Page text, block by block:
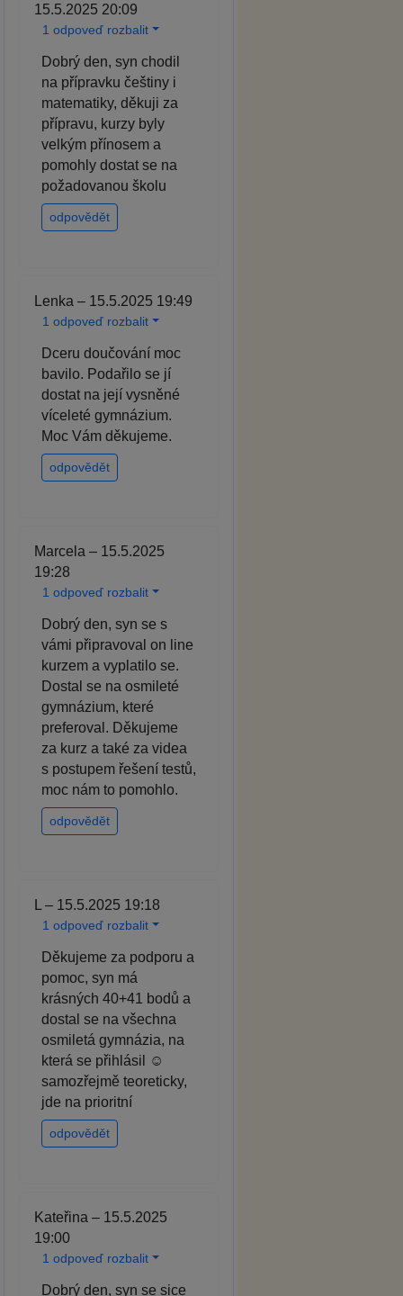
15.5.2025 20:09
1 odpoveď rozbalit
Dobrý den, syn chodil
na přípravku češtiny i
matematiky, děkuji za
přípravu, kurzy byly
velkým přínosem a
pomohly dostat se na
požadovanou školu
odpovědět
Lenka – 15.5.2025 19:49
1 odpoveď rozbalit
Dceru doučování moc
bavilo. Podařilo se jí
dostat na její vysněné
víceleté gymnázium.
Moc Vám děkujeme.
odpovědět
Marcela – 15.5.2025
19:28
1 odpoveď rozbalit
Dobrý den, syn se s
vámi připravoval on line
kurzem a vyplatilo se.
Dostal se na osmileté
gymnázium, které
preferoval. Děkujeme
za kurz a také za videa
s postupem řešení testů,
moc nám to pomohlo.
odpovědět
L – 15.5.2025 19:18
1 odpoveď rozbalit
Děkujeme za podporu a
pomoc, syn má
krásných 40+41 bodů a
dostal se na všechna
osmiletá gymnázia, na
která se přihlásil ☺️
samozřejmě teoreticky,
jde na prioritní
odpovědět
Kateřina – 15.5.2025
19:00
1 odpoveď rozbalit
Dobrý den, syn se sice